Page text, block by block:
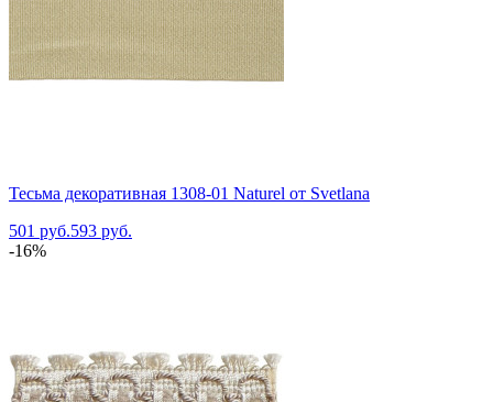
Тесьма декоративная 1308-01 Naturel от Svetlana
501 руб.593 руб.
-16%